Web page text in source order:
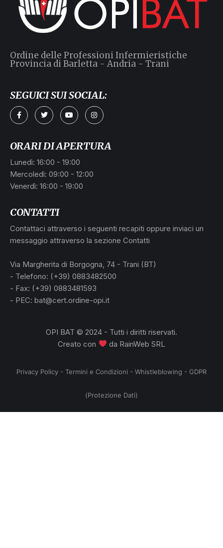
CONTATTI
Contattaci attraverso i seguenti recapiti oppure inviaci un
messaggio attraverso la sezione Contatti
Via Margherita di Borgogna, 74 - Trani (BT)
- Telefono: (+39) 0883482500
- Fax: (+39) 0883481593
- PEC: bat@cert.ordine-opi.it
ORARI DI APERTURA
Lunedì: 16:00 - 19:00
Mercoledì: 09:00 - 12:00
Venerdì: 16:00 - 19:00
Ordine delle Professioni Infermieristiche
Provincia di Barletta - Andria - Trani
SEGUICI SUI SOCIAL:
OPI BAT © 2024 - Tutti i diritti riservati.
Creato con
da RainWeb SRL
Privacy Policy - Termini e Condizioni - Whistleblowing - GDPR
(Protezione Dati)